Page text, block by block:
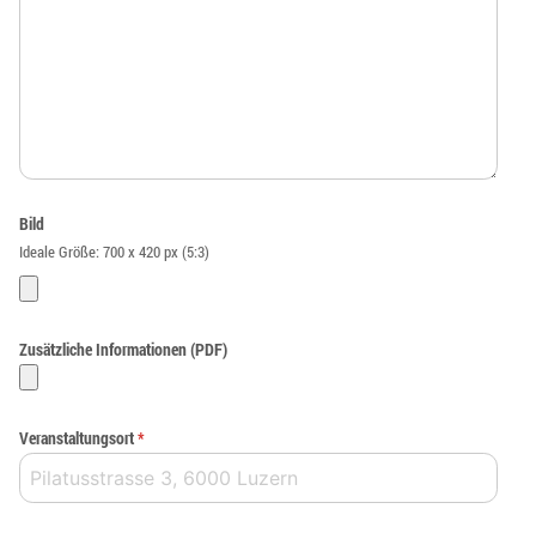
Bild
Ideale Größe: 700 x 420 px (5:3)
Zusätzliche Informationen (PDF)
Veranstaltungsort*